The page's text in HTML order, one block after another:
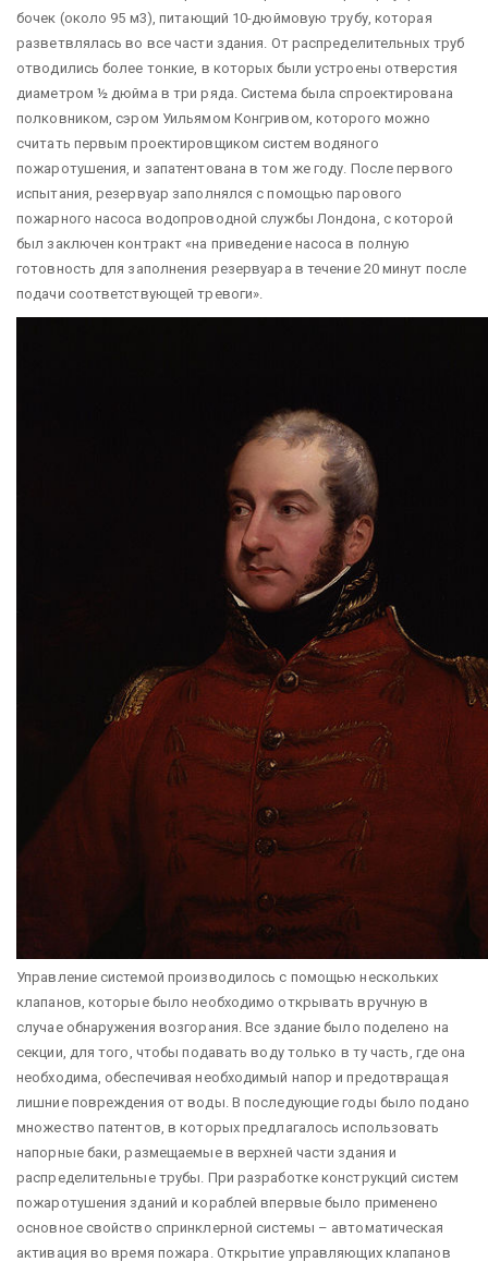
бочек (около 95 м3), питающий 10-дюймовую трубу, которая
разветвлялась во все части здания. От распределительных труб
отводились более тонкие, в которых были устроены отверстия
диаметром ½ дюйма в три ряда. Система была спроектирована
полковником, сэром Уильямом Конгривом, которого можно
считать первым проектировщиком систем водяного
пожаротушения, и запатентована в том же году. После первого
испытания, резервуар заполнялся с помощью парового
пожарного насоса водопроводной службы Лондона, с которой
был заключен контракт «на приведение насоса в полную
готовность для заполнения резервуара в течение 20 минут после
подачи соответствующей тревоги».
Управление системой производилось с помощью нескольких
клапанов, которые было необходимо открывать вручную в
случае обнаружения возгорания. Все здание было поделено на
секции, для того, чтобы подавать воду только в ту часть, где она
необходима, обеспечивая необходимый напор и предотвращая
лишние повреждения от воды. В последующие годы было подано
множество патентов, в которых предлагалось использовать
напорные баки, размещаемые в верхней части здания и
распределительные трубы. При разработке конструкций систем
пожаротушения зданий и кораблей впервые было применено
основное свойство спринклерной системы – автоматическая
активация во время пожара. Открытие управляющих клапанов